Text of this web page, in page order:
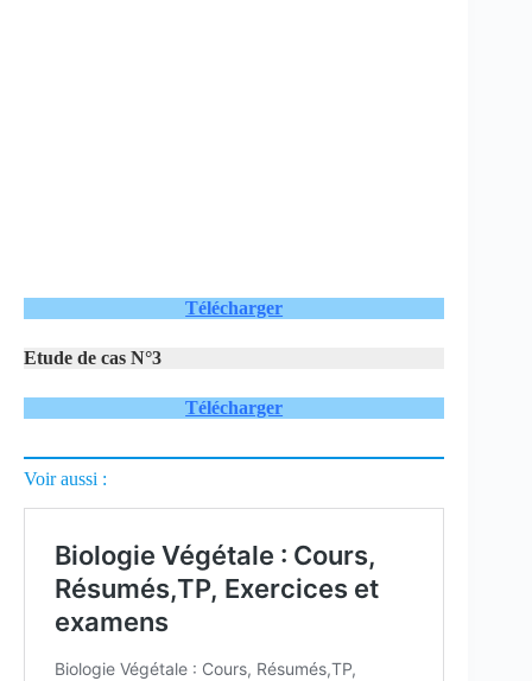
Télécharger
Etude de cas N°3
Télécharger
Voir aussi :